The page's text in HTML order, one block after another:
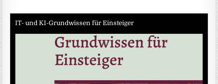
IT- und KI-Grundwissen für Einsteiger